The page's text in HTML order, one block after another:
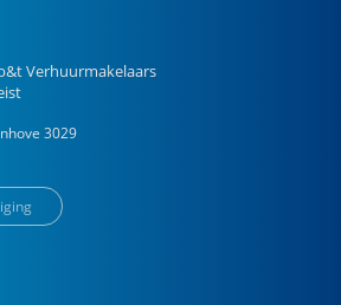
Verhuurmakelaars
3029